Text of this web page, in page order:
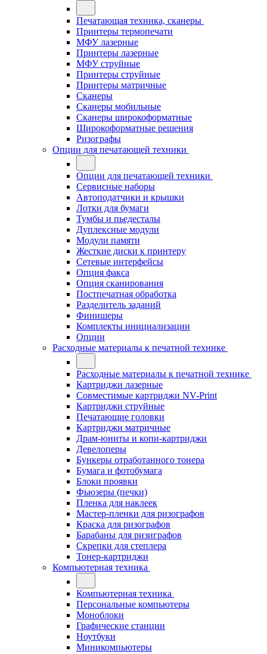
Печатающая техника, сканеры
Принтеры термопечати
МФУ лазерные
Принтеры лазерные
МФУ струйные
Принтеры струйные
Принтеры матричные
Сканеры
Сканеры мобильные
Сканеры широкоформатные
Широкоформатные решения
Ризографы
Опции для печатающей техники
Опции для печатающей техники
Сервисные наборы
Автоподатчики и крышки
Лотки для бумаги
Тумбы и пьедесталы
Дуплексные модули
Модули памяти
Жесткие диски к принтеру
Сетевые интерфейсы
Опция факса
Опция сканирования
Постпечатная обработка
Разделитель заданий
Финишеры
Комплекты инициализации
Опции
Расходные материалы к печатной технике
Расходные материалы к печатной технике
Картриджи лазерные
Совместимые картриджи NV-Print
Картриджи струйные
Печатающие головки
Картриджи матричные
Драм-юниты и копи-картриджи
Девелоперы
Бункеры отработанного тонера
Бумага и фотобумага
Блоки проявки
Фьюзеры (печки)
Пленка для наклеек
Мастер-пленки для ризографов
Краска для ризографов
Барабаны для ризиграфов
Скрепки для степлера
Тонер-картриджи
Компьютерная техника
Компьютерная техника
Персональные компьютеры
Моноблоки
Графические станции
Ноутбуки
Миникомпьютеры